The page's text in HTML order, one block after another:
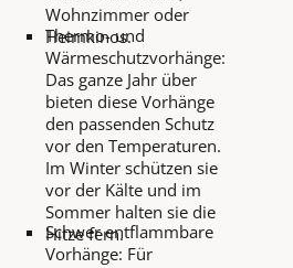
Wohnzimmer oder
Heimkinos.
Thermo- und
Wärmeschutzvorhänge:
Das ganze Jahr über
bieten diese Vorhänge
den passenden Schutz
vor den Temperaturen.
Im Winter schützen sie
vor der Kälte und im
Sommer halten sie die
Hitze fern.
Schwer entflammbare
Vorhänge: Für